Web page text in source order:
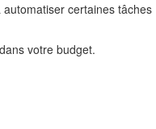
certaines tâches
votre budget.